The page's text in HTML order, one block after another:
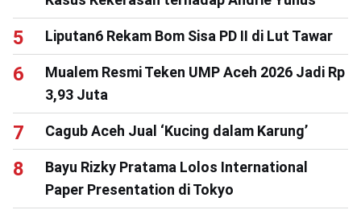
Liputan6 Rekam Bom Sisa PD II di Lut Tawar
Mualem Resmi Teken UMP Aceh 2026 Jadi Rp
3,93 Juta
Cagub Aceh Jual ‘Kucing dalam Karung’
Bayu Rizky Pratama Lolos International
Paper Presentation di Tokyo